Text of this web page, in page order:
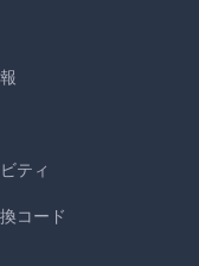
ティ
コード